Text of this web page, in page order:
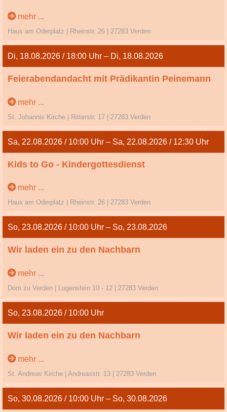
mehr ...
Haus am Oderplatz | Rheinstr. 26 | 27283 Verden
Di, 18.08.2026 / 18:00 Uhr – Di, 18.08.2026
Feierabendandacht mit Prädikantin Peinemann
Dienstag
mehr ...
St. Johannis Kirche | Ritterstr. 17 | 27283 Verden
Sa, 22.08.2026 / 10:00 Uhr – Sa, 22.08.2026 / 12:30 Uhr
Kids to Go - Kindergottesdienst
mehr ...
Haus am Oderplatz | Rheinstr. 26 | 27283 Verden
So, 23.08.2026 / 10:00 Uhr – So, 23.08.2026
Wir laden ein zu den Nachbarn
12. So. n. Trinitatis
mehr ...
Dom zu Verden | Lugenstein 10 - 12 | 27283 Verden
So, 23.08.2026 / 10:00 Uhr
Wir laden ein zu den Nachbarn
12. So. n. Trinitatis
mehr ...
St. Andreas Kirche | Andreasstr. 13 | 27283 Verden
So, 30.08.2026 / 10:00 Uhr – So, 30.08.2026